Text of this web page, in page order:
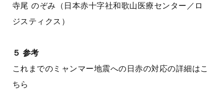
寺尾 のぞみ（日本赤十字社和歌山医療センター／ロ
ジスティクス）
５ 参考
これまでのミャンマー地震への日赤の対応の詳細はこ
ちら